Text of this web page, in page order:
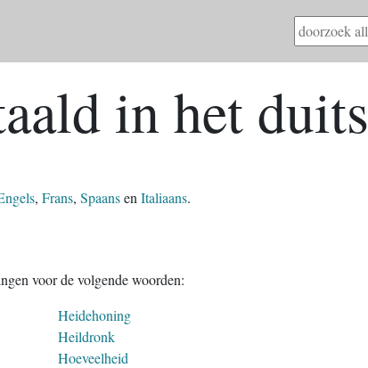
in het duits
, Frans, Spaansen Italiaans.
voor de volgende woorden:
Heidehoning
Heildronk
Hoeveelheid